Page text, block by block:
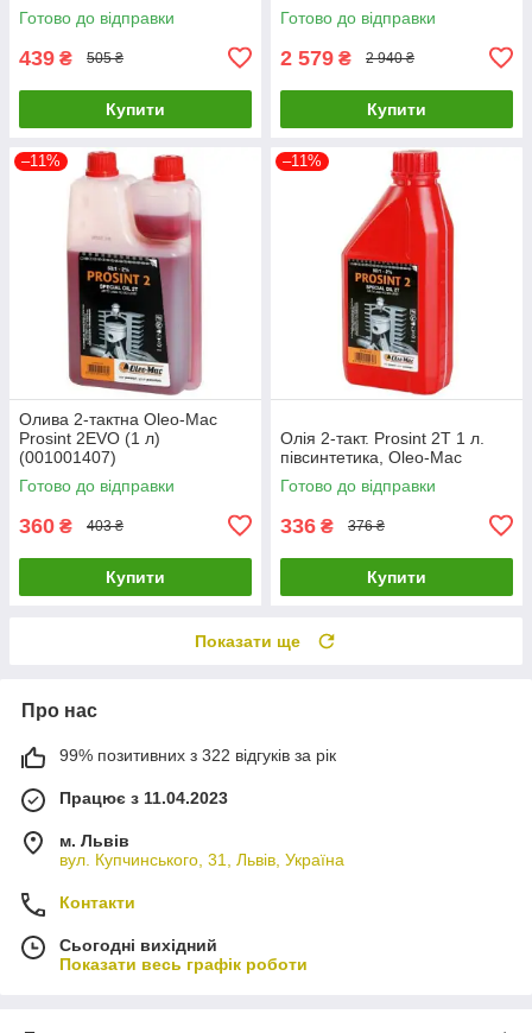
Готово до відправки
439 ₴ 505 ₴
Купити
Готово до відправки
2 579 ₴ 2 940 ₴
Купити
–11%
Олива 2-тактна Oleo-Mac
Prosint 2EVO (1 л)
(001001407)
Готово до відправки
360 ₴ 403 ₴
Купити
–11%
Олія 2-такт. Prosint 2T 1 л.
півсинтетика, Oleo-Mac
Готово до відправки
336 ₴ 376 ₴
Купити
Показати ще
Про нас
99% позитивних з 322 відгуків за рік
Працює з 11.04.2023
м. Львів
вул. Купчинського, 31, Львів, Україна
Контакти
Сьогодні вихідний
Показати весь графік роботи